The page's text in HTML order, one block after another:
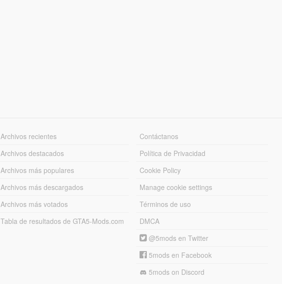
Archivos recientes
Archivos destacados
Archivos más populares
Archivos más descargados
Archivos más votados
Tabla de resultados de GTA5-Mods.com
Contáctanos
Política de Privacidad
Cookie Policy
Manage cookie settings
Términos de uso
DMCA
@5mods en Twitter
5mods en Facebook
5mods on Discord